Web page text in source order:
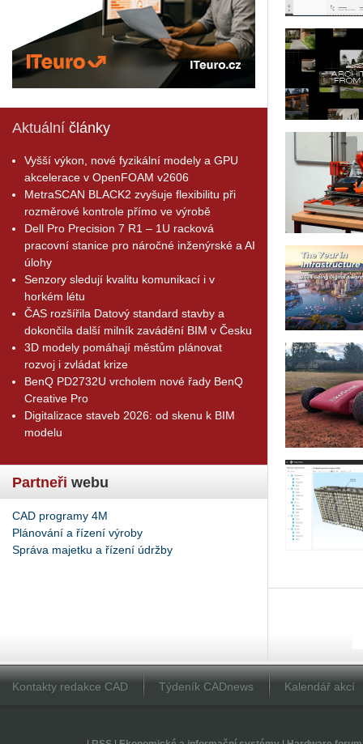
Aktuální články
Vyšší výkon, nové fyzikální modely a GPU
akcelerace v OpenFOAM v2606
MetraSCAN BLACK2 zvyšuje flexibilitu při
rozměrové kontrole přímo ve výrobě
Dell Pro Precision 7 R1 – 1U racková
pracovní stanice pro náročné inženýrské a AI
úlohy
Senzory sledují kvalitu komunikací i v
horkém létu
ČAS rozšířila Datový standard stavby a
dokončila další milník zavádění BIM v Česku
3D modely pomáhají městům plánovat
rozvoj i zvládat krize
BenQ PD2732U vrcholem nové řady BenQ
Creative Pro
Digitalizace staveb 2026: od skenu k BIM
modelu
Partneři webu
CAD programy 4M
Plánování a řízení výroby
Správa majetku a řízení údržby
Kontakty redakce CAD Týdeník CADnews Kalendář akcí